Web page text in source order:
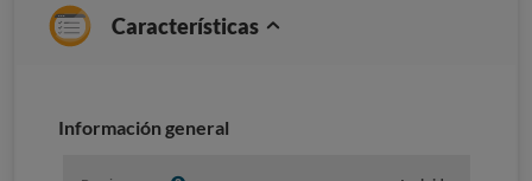
Características
Información general